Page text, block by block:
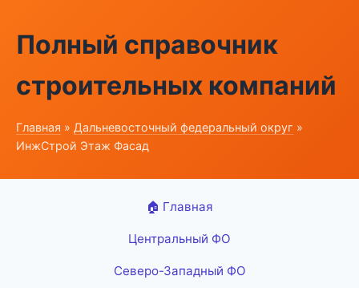
Полный справочник
строительных компаний
Главная » Дальневосточный федеральный округ »
ИнжСтрой Этаж Фасад
🏠 Главная
Центральный ФО
Северо-Западный ФО